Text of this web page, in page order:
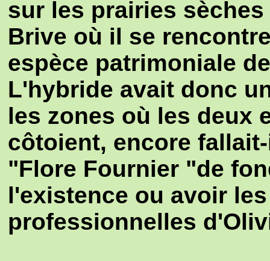
sur les prairies
Brive où il se
espèce patrimoniale
L'hybride avait donc
les zones où les deux
côtoient, encore
"Flore Fournier "de
l'existence ou avoir
professionnelles